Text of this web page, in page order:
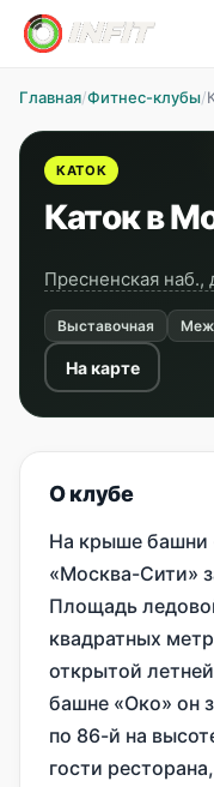
Главная/Фитнес-клубы/
КАТОК
Каток в
Пресненская наб.,
Выставочная
На карте
О клубе
На крыше башни
«Москва-Сити»
Площадь
квадратных
открытой
башне «Око» он
по 86-й на
гости